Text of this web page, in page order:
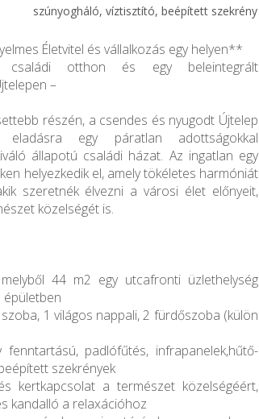
szúnyogháló, víztisztító, beépített szekrény
Életvitel és vállalkozás egy helyen**
családi otthon és egy beleintegrált
–
részén, a csendes és nyugodt Újtelep
eladásra egy páratlan adottságokkal
állapotú családi házat. Az ingatlan egy
helyezkedik el, amely tökéletes harmóniát
szeretnék élvezni a városi élet előnyeit,
közelségét is.
44 m2 egy utcafronti üzlethelység
épületben
1 világos nappali, 2 fürdőszoba (külön
padlófűtés, infrapanelek,hűtő-
szekrények
kertkapcsolat a természet közelségéért,
kandalló a relaxációhoz